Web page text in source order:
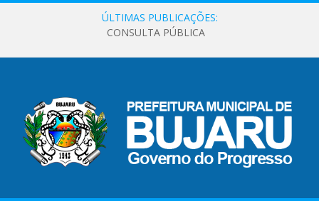
ÚLTIMAS PUBLICAÇÕES:
CONSULTA PÚBLICA